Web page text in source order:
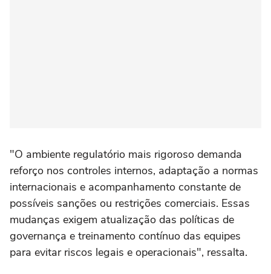
"O ambiente regulatório mais rigoroso demanda
reforço nos controles internos, adaptação a normas
internacionais e acompanhamento constante de
possíveis sanções ou restrições comerciais. Essas
mudanças exigem atualização das políticas de
governança e treinamento contínuo das equipes
para evitar riscos legais e operacionais", ressalta.